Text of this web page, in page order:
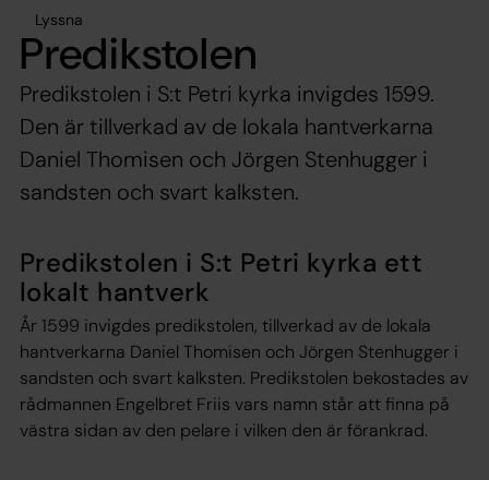
Lyssna
Predikstolen
Predikstolen i S:t Petri kyrka invigdes 1599.
Den är tillverkad av de lokala hantverkarna
Daniel Thomisen och Jörgen Stenhugger i
sandsten och svart kalksten.
Predikstolen i S:t Petri kyrka ett
lokalt hantverk
År 1599 invigdes predikstolen, tillverkad av de lokala
hantverkarna Daniel Thomisen och Jörgen Stenhugger i
sandsten och svart kalksten. Predikstolen bekostades av
rådmannen Engelbret Friis vars namn står att finna på
västra sidan av den pelare i vilken den är förankrad.